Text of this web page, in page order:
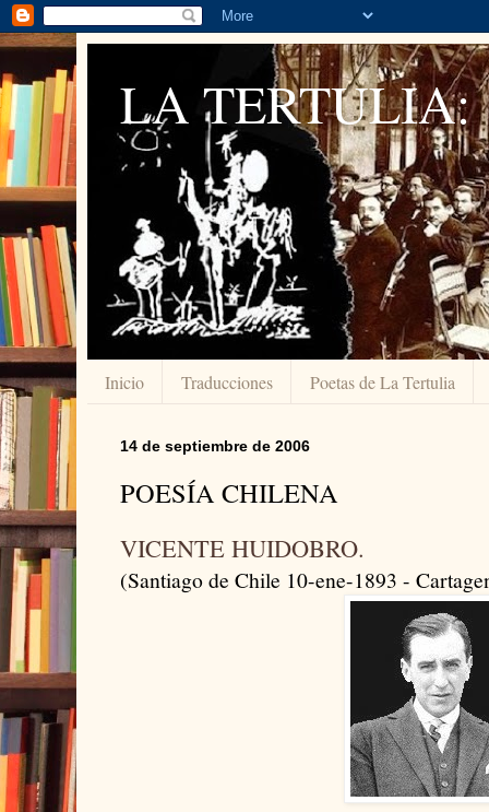
LA TERTULIA:
Inicio Traducciones Poetas de La Tertulia
14 de septiembre de 2006
POESÍA CHILENA
VICENTE HUIDOBRO.
(Santiago de Chile 10-ene-1893 -